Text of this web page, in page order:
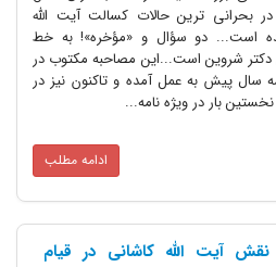
ترین حالات کسالت آیت الله
است... دو سؤال و «مؤخره»! به خط
شروین است...این مصاحبه مکتوب در
سال پیش به عمل آمده و تاکنون نیز در
بار در ویژه نامه...
ادامه مطلب
نقش آیت الله کاشانی در قیام